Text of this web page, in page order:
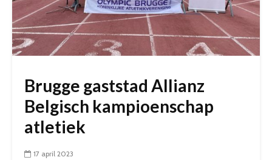
Brugge gaststad Allianz
Belgisch kampioenschap
atletiek
17 april 2023